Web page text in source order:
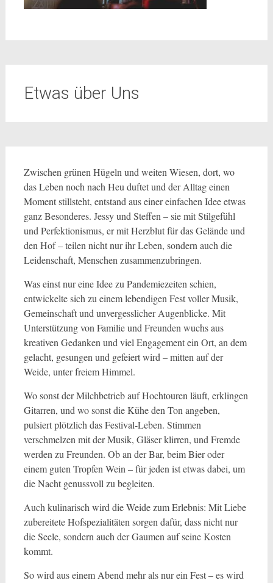
Etwas über Uns
Zwischen grünen Hügeln und weiten Wiesen, dort, wo
das Leben noch nach Heu duftet und der Alltag einen
Moment stillsteht, entstand aus einer einfachen Idee etwas
ganz Besonderes. Jessy und Steffen – sie mit Stilgefühl
und Perfektionismus, er mit Herzblut für das Gelände und
den Hof – teilen nicht nur ihr Leben, sondern auch die
Leidenschaft, Menschen zusammenzubringen.
Was einst nur eine Idee zu Pandemiezeiten schien,
entwickelte sich zu einem lebendigen Fest voller Musik,
Gemeinschaft und unvergesslicher Augenblicke. Mit
Unterstützung von Familie und Freunden wuchs aus
kreativen Gedanken und viel Engagement ein Ort, an dem
gelacht, gesungen und gefeiert wird – mitten auf der
Weide, unter freiem Himmel.
Wo sonst der Milchbetrieb auf Hochtouren läuft, erklingen
Gitarren, und wo sonst die Kühe den Ton angeben,
pulsiert plötzlich das Festival-Leben. Stimmen
verschmelzen mit der Musik, Gläser klirren, und Fremde
werden zu Freunden. Ob an der Bar, beim Bier oder
einem guten Tropfen Wein – für jeden ist etwas dabei, um
die Nacht genussvoll zu begleiten.
Auch kulinarisch wird die Weide zum Erlebnis: Mit Liebe
zubereitete Hofspezialitäten sorgen dafür, dass nicht nur
die Seele, sondern auch der Gaumen auf seine Kosten
kommt.
So wird aus einem Abend mehr als nur ein Fest – es wird